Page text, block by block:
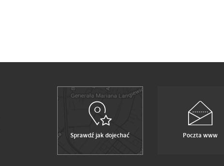
Sprawdź jak dojechać Poczta www